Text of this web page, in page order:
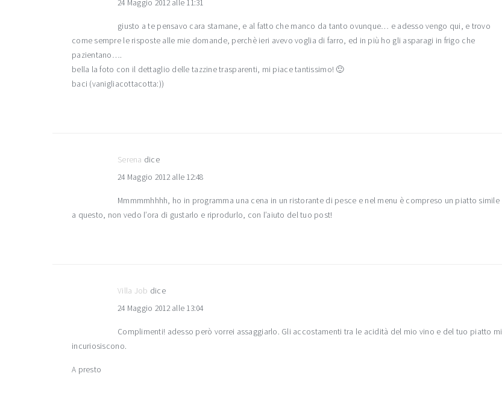
24 Maggio 2012 alle 11:31
giusto a te pensavo cara stamane, e al fatto che manco da tanto ovunque… e adesso vengo qui, e trovo
come sempre le risposte alle mie domande, perchè ieri avevo voglia di farro, ed in più ho gli asparagi in frigo che
pazientano….
bella la foto con il dettaglio delle tazzine trasparenti, mi piace tantissimo! 🙂
baci (vanigliacottacotta:))
Serena dice
24 Maggio 2012 alle 12:48
Mmmmmhhhh, ho in programma una cena in un ristorante di pesce e nel menu è compreso un piatto simile
a questo, non vedo l’ora di gustarlo e riprodurlo, con l’aiuto del tuo post!
Villa Job dice
24 Maggio 2012 alle 13:04
Complimenti! adesso però vorrei assaggiarlo. Gli accostamenti tra le acidità del mio vino e del tuo piatto mi
incuriosiscono.
A presto